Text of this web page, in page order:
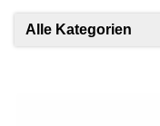
Alle Kategorien